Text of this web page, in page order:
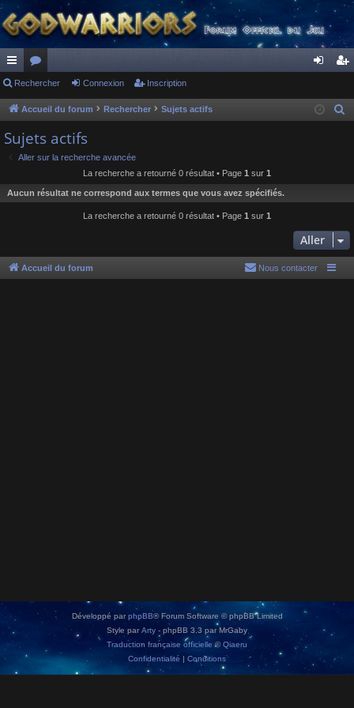
ac
co
ur
ci
or
u
s
ne cri
Rechercher Connexion Inscription
Accueil du forum Rechercher Sujets actifs
h
e
Sujets actifs
Aller sur la recherche avancée
La recherche a retourné 0 résultat • Page 1 sur 1
Aucun résultat ne correspond aux termes que vous avez spécifiés.
La recherche a retourné 0 résultat • Page 1 sur 1
Aller
Accueil du forum Nous contacter
Développé par phpBB® Forum Software © phpBB Limited
Style parArty - phpBB 3.3 par MrGaby
Traduction française officielle ©Qiaeru
Confidentialité | Conditions